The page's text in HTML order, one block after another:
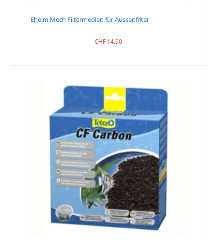
Eheim Mech Filtermedien für Aussenfilter
CHF 14.90